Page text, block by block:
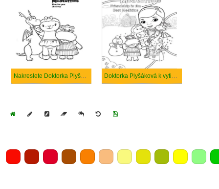
Nakreslete Doktorka Plyšáková velmi prostý Doktorka Plyšáková k vytisknutí